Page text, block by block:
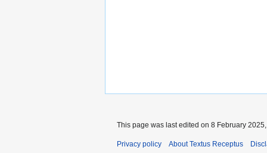
This page was last edited on 8 February
Privacy policy About Textus Receptus